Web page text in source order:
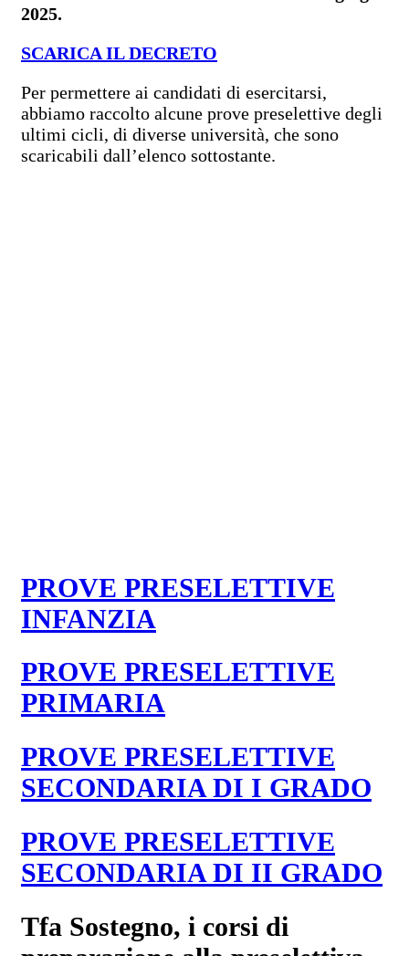
2025.
SCARICA IL DECRETO
Per permettere ai candidati di esercitarsi,
abbiamo raccolto alcune prove preselettive degli
ultimi cicli, di diverse università, che sono
scaricabili dall’elenco sottostante.
PROVE PRESELETTIVE
INFANZIA
PROVE PRESELETTIVE
PRIMARIA
PROVE PRESELETTIVE
SECONDARIA DI I GRADO
PROVE PRESELETTIVE
SECONDARIA DI II GRADO
Tfa Sostegno, i corsi di